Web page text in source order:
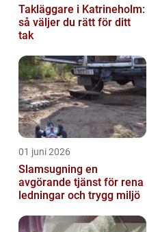
Takläggare i Katrineholm:
så väljer du rätt för ditt
tak
01 juni 2026
Slamsugning en
avgörande tjänst för rena
ledningar och trygg miljö